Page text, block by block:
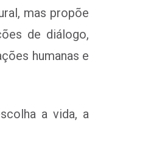
mas propõe
de diálogo,
humanas e
a vida, a